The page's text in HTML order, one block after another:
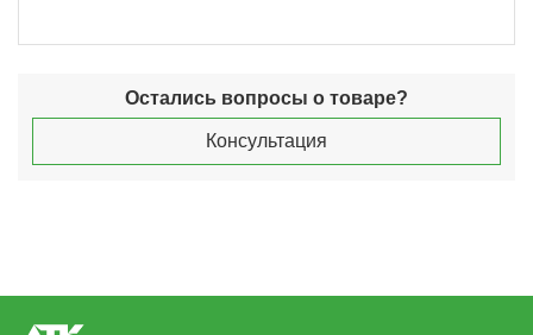
Остались вопросы о товаре?
Консультация